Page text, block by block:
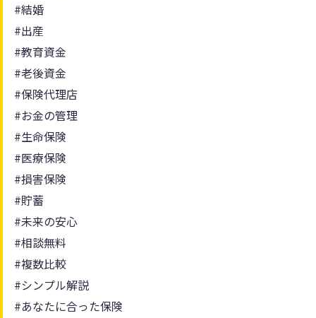
#結婚
#出産
#教育資金
#老後資金
#保険代理店
#お金の管理
#生命保険
#医療保険
#損害保険
#貯蓄
#未来の安心
#相談無料
#複数比較
#シンプル解説
#あなたに合った保険